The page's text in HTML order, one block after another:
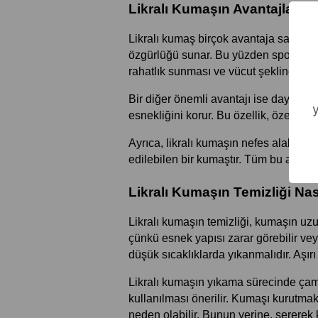
Likralı Kumaşın Avantajları
Likralı kumaş birçok avantaja
özgürlüğü sunar. Bu yüzden spor
rahatlık sunması ve vücut şekline
Bir diğer önemli avantajı ise
esnekliğini korur. Bu özellik, özellikle
Ayrıca, likralı kumaşın nefes
edilebilen bir kumaştır. Tüm bu
Likralı Kumaşın Temizliği
Likralı kumaşın temizliği, kumaşın
çünkü esnek yapısı zarar görebilir
düşük sıcaklıklarda yıkanmalıdır.
Likralı kumaşın yıkama sürecinde
kullanılması önerilir. Kumaşı
neden olabilir. Bunun yerine, sererek